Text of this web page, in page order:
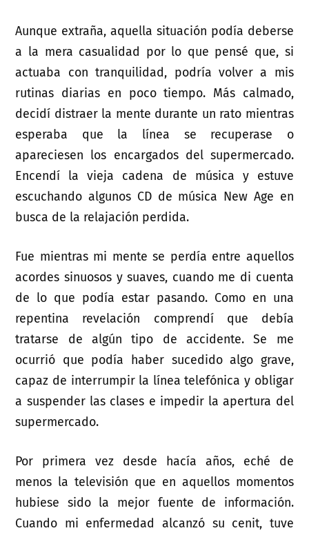
Aunque extraña, aquella situación podía deberse
a la mera casualidad por lo que pensé que, si
actuaba con tranquilidad, podría volver a mis
rutinas diarias en poco tiempo. Más calmado,
decidí distraer la mente durante un rato mientras
esperaba que la línea se recuperase o
apareciesen los encargados del supermercado.
Encendí la vieja cadena de música y estuve
escuchando algunos CD de música New Age en
busca de la relajación perdida.
Fue mientras mi mente se perdía entre aquellos
acordes sinuosos y suaves, cuando me di cuenta
de lo que podía estar pasando. Como en una
repentina revelación comprendí que debía
tratarse de algún tipo de accidente. Se me
ocurrió que podía haber sucedido algo grave,
capaz de interrumpir la línea telefónica y obligar
a suspender las clases e impedir la apertura del
supermercado.
Por primera vez desde hacía años, eché de
menos la televisión que en aquellos momentos
hubiese sido la mejor fuente de información.
Cuando mi enfermedad alcanzó su cenit, tuve